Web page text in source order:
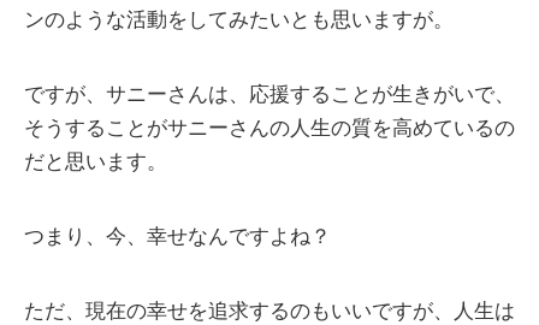
ンのような活動をしてみたいとも思いますが。
ですが、サニーさんは、応援することが生きがいで、
そうすることがサニーさんの人生の質を高めているの
だと思います。
つまり、今、幸せなんですよね？
ただ、現在の幸せを追求するのもいいですが、人生は